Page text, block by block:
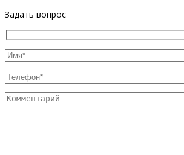
Задать вопрос